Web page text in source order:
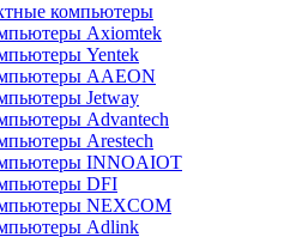
компьютеры
Axiomtek
Yentek
AAEON
Jetway
Advantech
Arestech
INNOAIOT
DFI
NEXCOM
Adlink